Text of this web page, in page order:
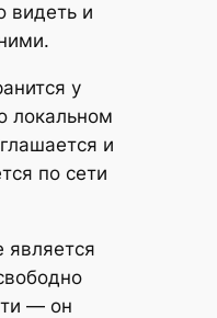
видеть и
у
локальном
и
по сети
является
— он